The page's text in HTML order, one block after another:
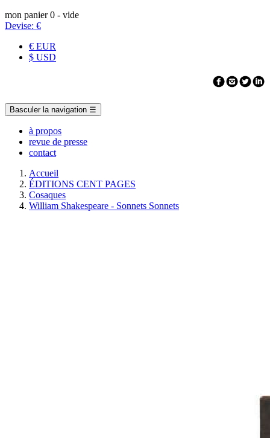
mon panier 0 - vide
Devise: €
€ EUR
$ USD
Basculer la navigation ☰
à propos
revue de presse
contact
Accueil
ÉDITIONS CENT PAGES
Cosaques
William Shakespeare - Sonnets Sonnets